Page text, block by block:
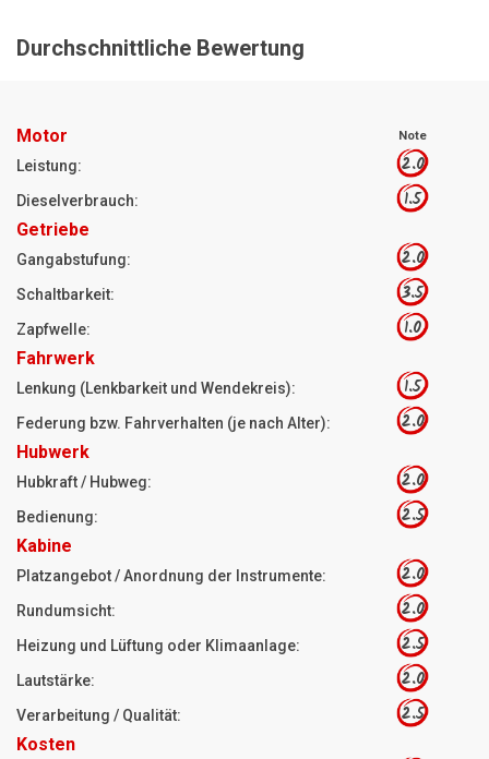
Durchschnittliche Bewertung
Motor Note
Leistung: 2.0
Dieselverbrauch: 1.5
Getriebe
Gangabstufung: 2.0
Schaltbarkeit: 3.5
Zapfwelle: 1.0
Fahrwerk
Lenkung (Lenkbarkeit und Wendekreis): 1.5
Federung bzw. Fahrverhalten (je nach Alter): 2.0
Hubwerk
Hubkraft / Hubweg: 2.0
Bedienung: 2.5
Kabine
Platzangebot / Anordnung der Instrumente: 2.0
Rundumsicht: 2.0
Heizung und Lüftung oder Klimaanlage: 2.5
Lautstärke: 2.0
Verarbeitung / Qualität: 2.5
Kosten